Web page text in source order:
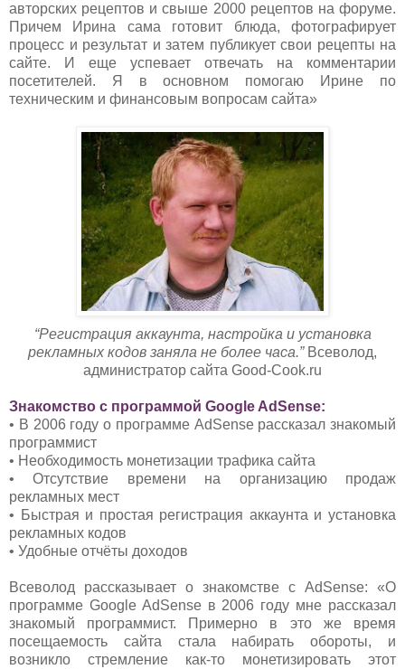
авторских рецептов и свыше 2000 рецептов на форуме.
Причем Ирина сама готовит блюда, фотографирует
процесс и результат и затем публикует свои рецепты на
сайте. И еще успевает отвечать на комментарии
посетителей. Я в основном помогаю Ирине по
техническим и финансовым вопросам сайта»
“Регистрация аккаунта, настройка и установка
рекламных кодов заняла не более часа.”Всеволод,
администратор сайта Good-Cook.ru
Знакомство с программой Google AdSense:
• В 2006 году о программе AdSense рассказал знакомый
программист
• Необходимость монетизации трафика сайта
• Отсутствие времени на организацию продаж
рекламных мест
• Быстрая и простая регистрация аккаунта и установка
рекламных кодов
• Удобные отчёты доходов
Всеволод рассказывает о знакомстве с AdSense: «О
программе Google AdSense в 2006 году мне рассказал
знакомый программист. Примерно в это же время
посещаемость сайта стала набирать обороты, и
возникло стремление как-то монетизировать этот